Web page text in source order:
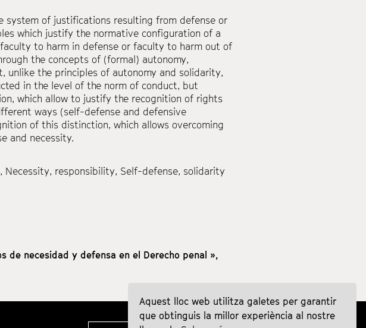
system of justifications resulting from defense or
which justify the normative configuration of a
to harm in defense or faculty to harm out of
the concepts of (formal) autonomy,
unlike the principles of autonomy and solidarity,
in the level of the norm of conduct, but
which allow to justify the recognition of rights
ways (self-defense and defensive
of this distinction, which allows overcoming
and necessity.
, Necessity, responsibility, Self-defense, solidarity
de necesidad y defensa en el Derecho penal »,
Aquest lloc web utilitza galetes per garantir
que obtinguis la millor experiència al nostre